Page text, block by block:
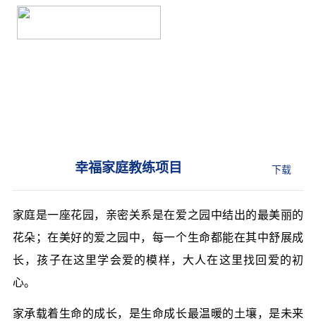
幸福家庭教练项目 下载
家庭是一座花园，亲密关系是在爱之园中结出的最美丽的
花朵；在美好的爱之园中，每一个生命都能在其中舒展成
长，孩子在这里学会爱的模样，大人在这里找回爱的初
心。
家承载着生命的成长，是生命成长最温暖的土壤，是未来